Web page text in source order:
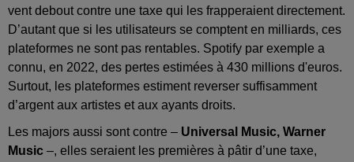
vent debout contre une taxe qui les frapperaient directement.
D’autant que si les utilisateurs se comptent en milliards, ces
plateformes ne sont pas rentables. Spotify par exemple a
connu, en 2022, des pertes estimées à 430 millions d'euros.
Surtout, les plateformes estiment reverser suffisamment
d’argent aux artistes et aux ayants droits.
Les majors aussi sont contre – Universal Music, Warner
Music –, elles seraient les premières à pâtir d’une taxe,